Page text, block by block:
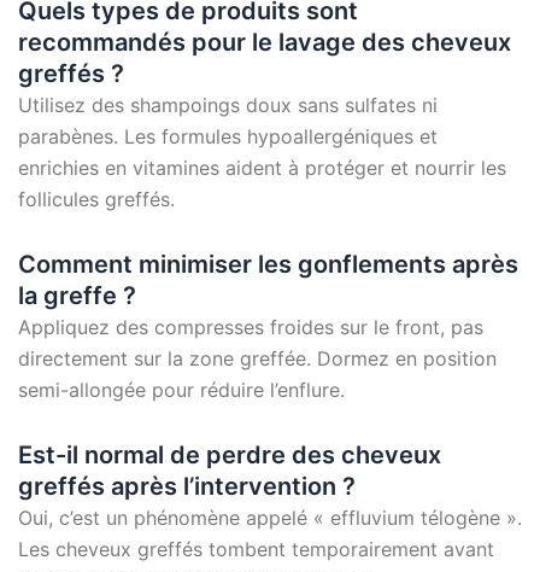
Quels types de produits sont
recommandés pour le lavage des cheveux
greffés ?
Utilisez des shampoings doux sans sulfates ni
parabènes. Les formules hypoallergéniques et
enrichies en vitamines aident à protéger et nourrir les
follicules greffés.
Comment minimiser les gonflements après
la greffe ?
Appliquez des compresses froides sur le front, pas
directement sur la zone greffée. Dormez en position
semi-allongée pour réduire l’enflure.
Est-il normal de perdre des cheveux
greffés après l’intervention ?
Oui, c’est un phénomène appelé « effluvium télogène ».
Les cheveux greffés tombent temporairement avant